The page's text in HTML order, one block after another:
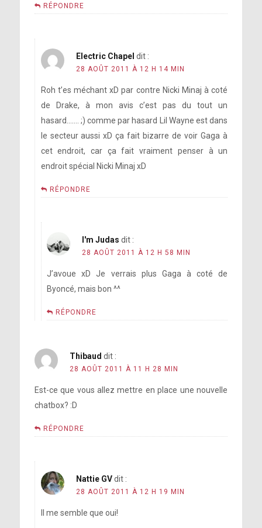
RÉPONDRE
Electric Chapel dit :
28 AOÛT 2011 À 12 H 14 MIN
Roh t’es méchant xD par contre Nicki Minaj à coté
de Drake, à mon avis c’est pas du tout un
hasard……. ;) comme par hasard Lil Wayne est dans
le secteur aussi xD ça fait bizarre de voir Gaga à
cet endroit, car ça fait vraiment penser à un
endroit spécial Nicki Minaj xD
RÉPONDRE
I'm Judas dit :
28 AOÛT 2011 À 12 H 58 MIN
J’avoue xD Je verrais plus Gaga à coté de
Byoncé, mais bon ^^
RÉPONDRE
Thibaud dit :
28 AOÛT 2011 À 11 H 28 MIN
Est-ce que vous allez mettre en place une nouvelle
chatbox? :D
RÉPONDRE
Nattie GV dit :
28 AOÛT 2011 À 12 H 19 MIN
Il me semble que oui!